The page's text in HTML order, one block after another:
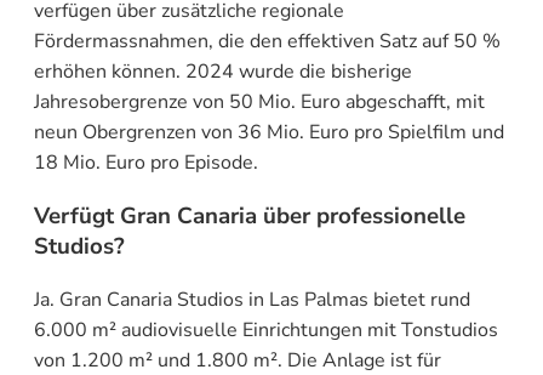
verfügen über zusätzliche regionale
Fördermassnahmen, die den effektiven Satz auf 50 %
erhöhen können. 2024 wurde die bisherige
Jahresobergrenze von 50 Mio. Euro abgeschafft, mit
neun Obergrenzen von 36 Mio. Euro pro Spielfilm und
18 Mio. Euro pro Episode.
Verfügt Gran Canaria über professionelle
Studios?
Ja. Gran Canaria Studios in Las Palmas bietet rund
6.000 m² audiovisuelle Einrichtungen mit Tonstudios
von 1.200 m² und 1.800 m². Die Anlage ist für